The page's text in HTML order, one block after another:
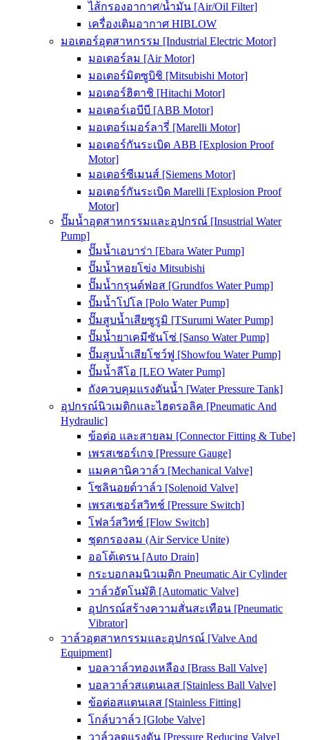
ไส้กรองอากาศ/น้ำมัน [Air/Oil Filter]
เครื่องเติมอากาศ HIBLOW
มอเตอร์อุตสาหกรรม [Industrial Electric Motor]
มอเตอร์ลม [Air Motor]
มอเตอร์มิตซูบิชิ [Mitsubishi Motor]
มอเตอร์ฮิตาชิ [Hitachi Motor]
มอเตอร์เอบีบี [ABB Motor]
มอเตอร์เมอร์ลารี่ [Marelli Motor]
มอเตอร์กันระเบิด ABB [Explosion Proof
Motor]
มอเตอร์ซีเมนส์ [Siemens Motor]
มอเตอร์กันระเบิด Marelli [Explosion Proof
Motor]
ปั๊มน้ำอุตสาหกรรมและอุปกรณ์ [Insustrial Water
Pump]
ปั๊มน้ำเอบาร่า [Ebara Water Pump]
ปั๊มน้ำหอยโข่ง Mitsubishi
ปั๊มน้ำกรุนด์ฟอส [Grundfos Water Pump]
ปั๊มน้ำโปโล [Polo Water Pump]
ปั๊มสูบน้ำเสียซูรูมิ [TSurumi Water Pump]
ปั๊มน้ำยาเคมีซันโซ่ [Sanso Water Pump]
ปั๊มสูบน้ำเสียโชว์ฟู [Showfou Water Pump]
ปั๊มน้ำลีโอ [LEO Water Pump]
ถังควบคุมแรงดันน้ำ [Water Pressure Tank]
อุปกรณ์นิวเมติกและไฮดรอลิค [Pneumatic And
Hydraulic]
ข้อต่อ และสายลม [Connector Fitting & Tube]
เพรสเชอร์เกจ [Pressure Gauge]
แมคคานิควาล์ว [Mechanical Valve]
โซลินอยด์วาล์ว [Solenoid Valve]
เพรสเชอร์สวิทช์ [Pressure Switch]
โฟลว์สวิทช์ [Flow Switch]
ชุดกรองลม (Air Service Unite)
ออโต้เดรน [Auto Drain]
กระบอกลมนิวเมติก Pneumatic Air Cylinder
วาล์วอัตโนมัติ [Automatic Valve]
อุปกรณ์สร้างความสั่นสะเทือน [Pneumatic
Vibrator]
วาล์วอุตสาหกรรมและอุปกรณ์ [Valve And
Equipment]
บอลวาล์วทองเหลือง [Brass Ball Valve]
บอลวาล์วสแตนเลส [Stainless Ball Valve]
ข้อต่อสแตนเลส [Stainless Fitting]
โกล์บวาล์ว [Globe Valve]
วาล์วลดแรงดัน [Pressure Reducing Valve]